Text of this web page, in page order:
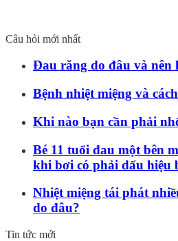
Câu hỏi mới nhất
Đau răng do đâu và nên
Bệnh nhiệt miệng và
Khi nào bạn cần phải
Bé 11 tuổi đau một bên
khi bơi có phải dấu hiệu
Nhiệt miệng tái phát
do đâu?
Tin tức mới